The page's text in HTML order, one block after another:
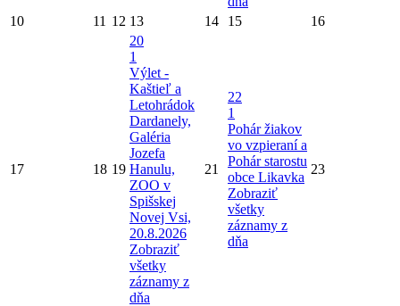
10 11 12 13 14 15 16
17 18 19
20
1
Výlet -
Kaštieľ a
Letohrádok
Dardanely,
Galéria
Jozefa
Hanulu,
ZOO v
Spišskej
Novej Vsi,
20.8.2026
Zobraziť
všetky
záznamy z
dňa
21
22
1
Pohár žiakov
vo vzpieraní a
Pohár starostu
obce Likavka
Zobraziť
všetky
záznamy z
dňa
23